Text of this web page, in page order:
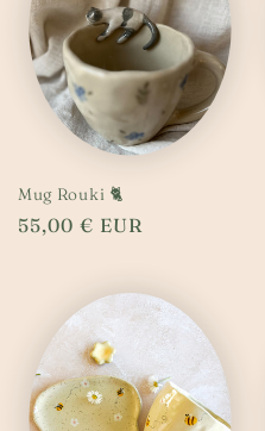
Mug Rouki 🐈
Prix
55,00 € EUR